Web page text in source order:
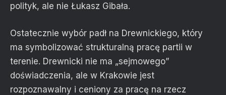
polityk, ale nie Łukasz Gibała.
Ostatecznie wybór padł na Drewnickiego, który
ma symbolizować strukturalną pracę partii w
terenie. Drewnicki nie ma „sejmowego”
doświadczenia, ale w Krakowie jest
rozpoznawalny i ceniony za pracę na rzecz